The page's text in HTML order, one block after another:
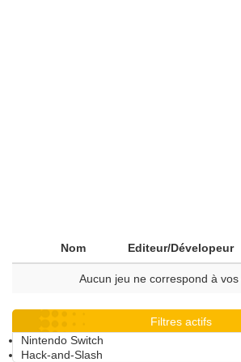
Nom Editeur/Dévelopeur
Aucun jeu ne correspond à vos
Filtres actifs
Nintendo Switch
Hack-and-Slash